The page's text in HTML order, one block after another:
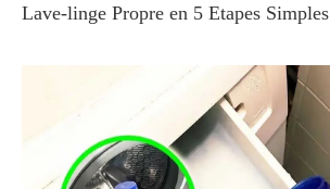
Lave-linge Propre en 5 Etapes Simples